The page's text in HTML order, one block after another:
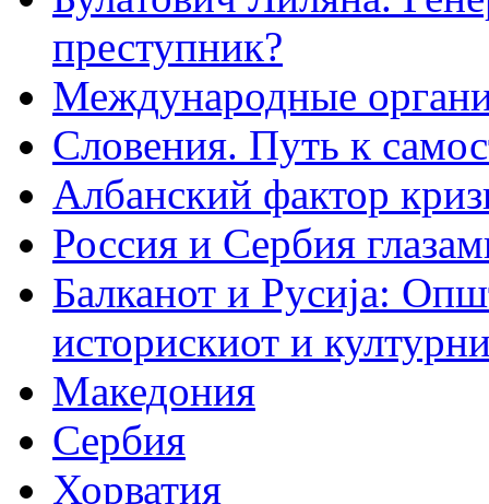
преступник?
Международные
Словения. Путь к
Албанский фактор
Россия и Сербия
Балканот и Русиjа:
историскиот и
Македония
Сербия
Хорватия